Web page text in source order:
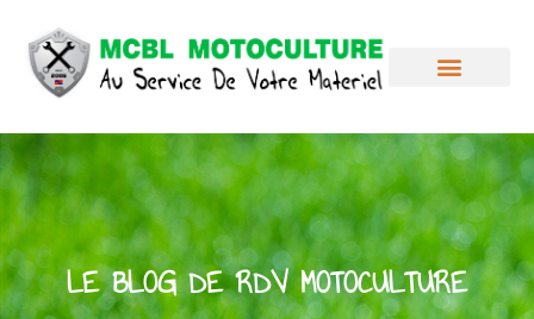
LE BLOG DE RDV MOTOCULTURE